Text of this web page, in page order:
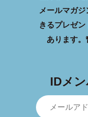
メールマガ
きるプレゼ
あります。
IDメ